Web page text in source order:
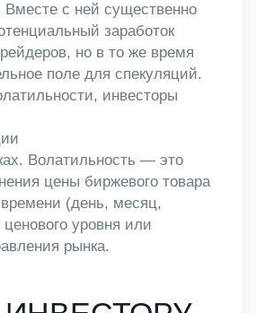
Вместе с ней существенно
заработок
но в то же время
поле для спекуляций.
инвесторы
Волатильность — это
цены биржевого товара
(день, месяц,
уровня или
рынка.